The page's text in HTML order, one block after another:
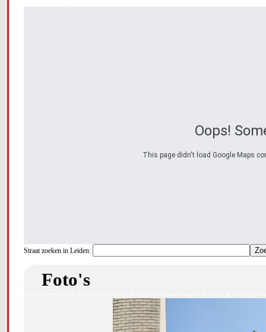
Oops!
This page didn't load Google Maps
Straat zoeken in Leiden:
Foto's